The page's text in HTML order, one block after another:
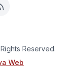
Reserved.
Web